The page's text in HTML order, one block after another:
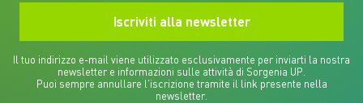
Il tuo indirizzo e-mail viene utilizzato esclusivamente per inviarti la nostra
newsletter e informazioni sulle attività di Sorgenia UP.
Puoi sempre annullare l'iscrizione tramite il link presente nella
newsletter.